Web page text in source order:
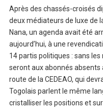
Après des chassés-croisés
deux médiateurs de luxe de
Nana, un agenda avait été
aujourd’hui, à une
14 partis politiques : sans
seront aux abonnés
route de la CEDEAO, qui
Togolais parlent le même
cristalliser les positions et